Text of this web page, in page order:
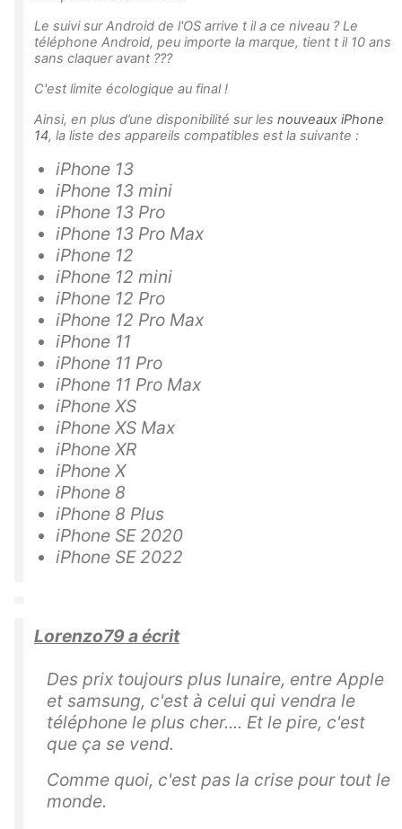
Le suivi sur Android de l'OS arrive t il a ce niveau ? Le
téléphone Android, peu importe la marque, tient t il 10 ans
sans claquer avant ???
C'est limite écologique au final !
Ainsi, en plus d’une disponibilité sur les nouveaux iPhone
14, la liste des appareils compatibles est la suivante :
iPhone 13
iPhone 13 mini
iPhone 13 Pro
iPhone 13 Pro Max
iPhone 12
iPhone 12 mini
iPhone 12 Pro
iPhone 12 Pro Max
iPhone 11
iPhone 11 Pro
iPhone 11 Pro Max
iPhone XS
iPhone XS Max
iPhone XR
iPhone X
iPhone 8
iPhone 8 Plus
iPhone SE 2020
iPhone SE 2022
Lorenzo79 a écrit
Des prix toujours plus lunaire, entre Apple
et samsung, c'est à celui qui vendra le
téléphone le plus cher.... Et le pire, c'est
que ça se vend.
Comme quoi, c'est pas la crise pour tout le
monde.